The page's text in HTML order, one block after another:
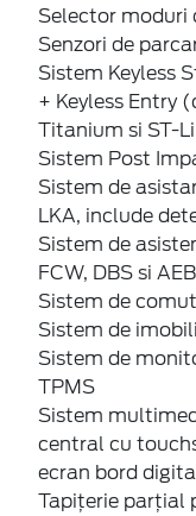
Selector moduri
Senzori de
Sistem Keyless
+ Keyless Entry
Titanium si ST-
Sistem Post
Sistem de
LKA, include
Sistem de
FCW, DBS si AEB
Sistem de
Sistem de
Sistem de
TPMS
Sistem
central cu
ecran bord
Tapiţerie parţial